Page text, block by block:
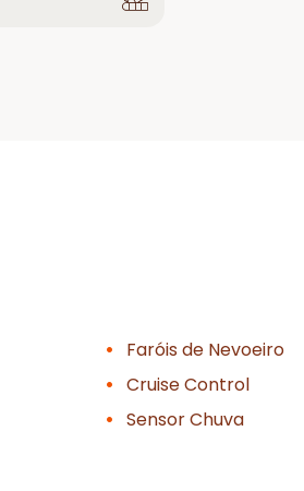
Faróis de Nevoeiro
Cruise Control
Sensor Chuva